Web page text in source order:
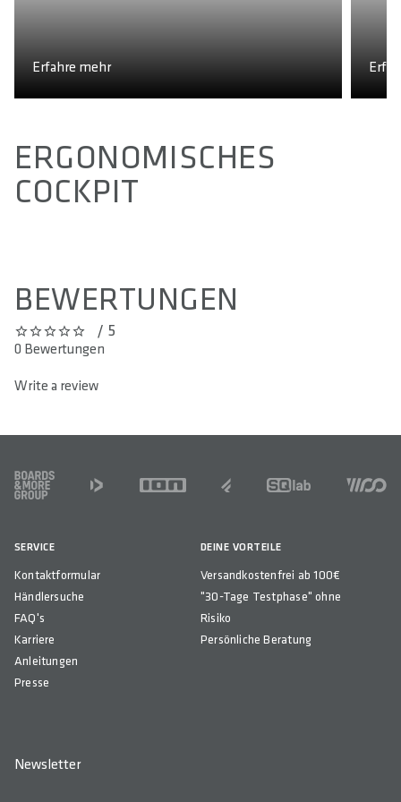
Erfahre mehr
ERGONOMISCHES
COCKPIT
BEWERTUNGEN
0 out of 5 stars/ 5
0 Bewertungen
Write a review
FOOTER
SERVICE
Kontaktformular
Händlersuche
FAQ's
Karriere
Anleitungen
Presse
DEINE VORTEILE
Versandkostenfrei ab 100€
"30-Tage Testphase" ohne
Risiko
Persönliche Beratung
Newsletter